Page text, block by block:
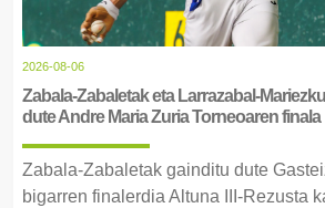
2026-08-06
Zabala-Zabaletak eta Larrazabal-
dute Andre Maria Zuria Torneoaren finala
Zabala-Zabaletak gainditu dute
bigarren finalerdia Altuna III-Rezusta